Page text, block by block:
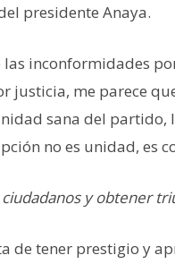
presidente Anaya.
las inconformidades
justicia, me parece
sana del partido,
no es unidad, es
y obtener
tener prestigio y